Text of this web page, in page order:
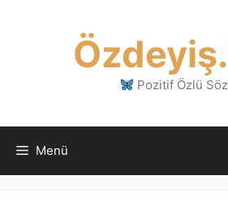
Pozitif Özlü
Menü